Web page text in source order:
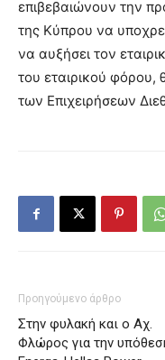
επιβεβαιώνουν την
της Κύπρου να
να αυξήσει τον
του εταιρικού φόρου,
των Επιχειρήσεων
Προηγούμενο άρθρο
Στην φυλακή και ο Αχ.
Φλώρος για την